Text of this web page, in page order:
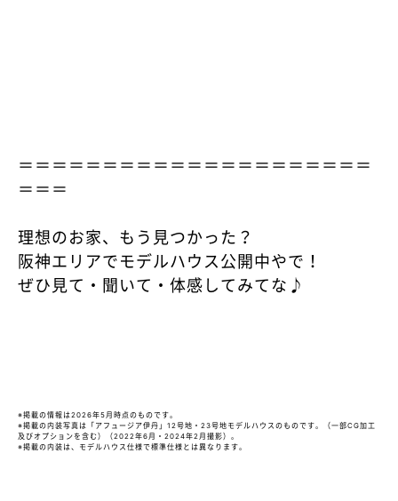
＝＝＝＝＝＝＝＝＝＝＝＝＝＝＝＝＝＝＝＝＝
＝＝＝
理想のお家、もう見つかった？
阪神エリアでモデルハウス公開中やで！
ぜひ見て・聞いて・体感してみてな♪
※掲載の情報は2026年5月時点のものです。
※掲載の内装写真は「アフュージア伊丹」12号地・23号地モデルハウスのものです。（一部CG加工
及びオプションを含む）（2022年6月・2024年2月撮影）。
※掲載の内装は、モデルハウス仕様で標準仕様とは異なります。